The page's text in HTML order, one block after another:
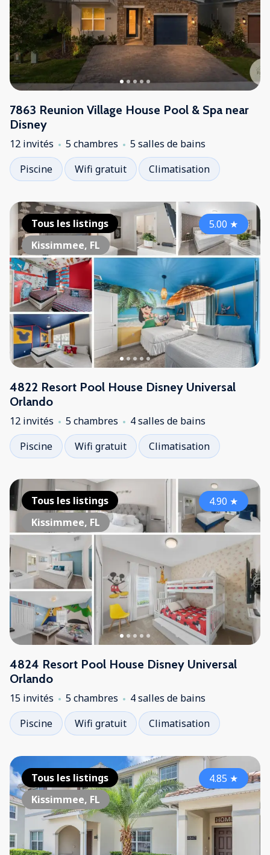
7863 Reunion Village House Pool & Spa near
Disney
12 invités 5 chambres
5 salles de bains
Piscine
Wifi gratuit Climatisation
Tous les listings
Kissimmee, FL
5.00 ★
4822 Resort Pool House Disney Universal
Orlando
12 invités 5 chambres
4 salles de bains
Piscine
Wifi gratuit Climatisation
Tous les listings
Kissimmee, FL
4.90 ★
4824 Resort Pool House Disney Universal
Orlando
15 invités 5 chambres
4 salles de bains
Piscine
Wifi gratuit Climatisation
Tous les listings
Kissimmee, FL
4.85 ★